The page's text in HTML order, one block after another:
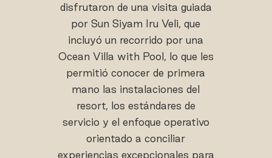
disfrutaron de una visita guiada
por Sun Siyam Iru Veli, que
incluyó un recorrido por una
Ocean Villa with Pool, lo que les
permitió conocer de primera
mano las instalaciones del
resort, los estándares de
servicio y el enfoque operativo
orientado a conciliar
experiencias excepcionales para